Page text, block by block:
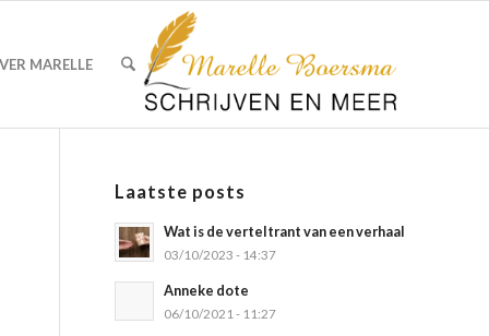
MARELLE
Laatste posts
Wat is de verteltrant van een verhaal
03/10/2023 - 14:37
Anneke dote
06/10/2021 - 11:27